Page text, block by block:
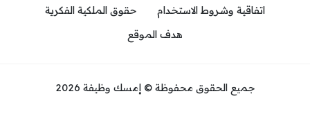
اتفاقية وشروط الاستخدام
حقوق الملكية الفكرية
هدف الموقع
جميع الحقوق محفوظة © إمسك وظيفة 2026